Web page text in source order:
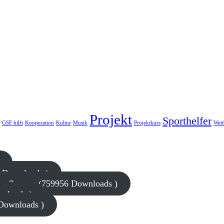
GSF hilft Kooperation Kultur Musik Projekt Projektkurs Sporthelfer
)
(759956 Downloads )
)
)